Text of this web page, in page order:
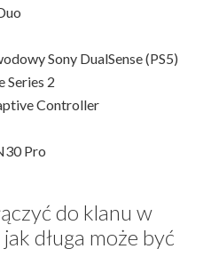
Sony DualSense (PS5)
Series 2
Controller
Pro
do klanu w
długa może być